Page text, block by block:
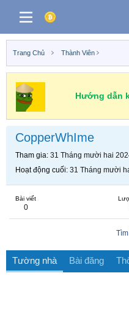
Trang Chủ Thành Viên
Hướng dẫn
CopperWhIme
Tham gia 31 Tháng mười hai
Hoạt động cuối 31 Tháng mười
Bài viết
0
Tường nhà Bài đăng